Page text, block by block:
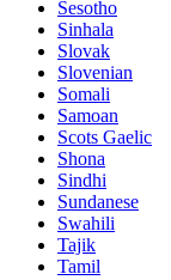
Sesotho
Sinhala
Slovak
Slovenian
Somali
Samoan
Scots Gaelic
Shona
Sindhi
Sundanese
Swahili
Tajik
Tamil